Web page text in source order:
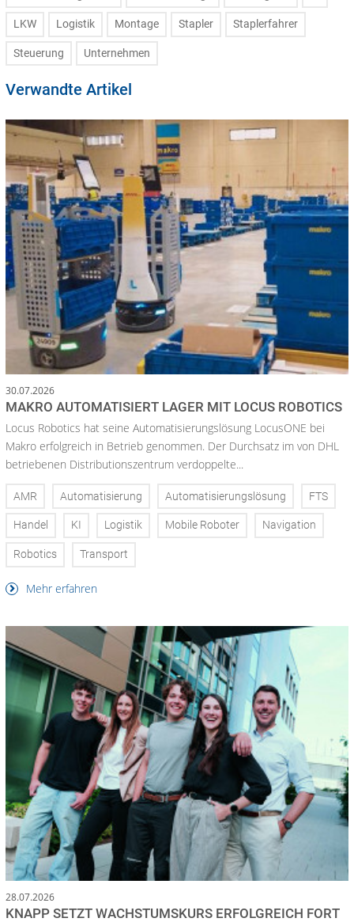
LKW Logistik Montage Stapler Staplerfahrer
Steuerung Unternehmen
Verwandte Artikel
30.07.2026
MAKRO AUTOMATISIERT LAGER MIT LOCUS ROBOTICS
Locus Robotics hat seine Automatisierungslösung LocusONE bei
Makro erfolgreich in Betrieb genommen. Der Durchsatz im von DHL
betriebenen Distributionszentrum verdoppelte...
AMR Automatisierung Automatisierungslösung FTS
Handel KI Logistik Mobile Roboter Navigation
Robotics Transport
Mehr erfahren
28.07.2026
KNAPP SETZT WACHSTUMSKURS ERFOLGREICH FORT